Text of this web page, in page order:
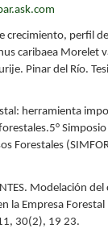
crecimiento, perfil
caribaea Morelet
Pinar del Río.
herramienta
Forestales
Modelación
la Empresa
30(2), 19 23.